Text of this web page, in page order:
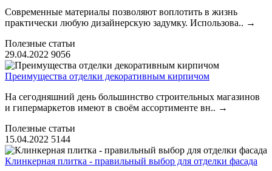
Современные материалы позволяют воплотить в жизнь
практически любую дизайнерскую задумку. Использова.. →
Полезные статьи
29.04.2022 9056
Преимущества отделки декоративным кирпичом
На сегодняшний день большинство строительных магазинов
и гипермаркетов имеют в своём ассортименте вн.. →
Полезные статьи
15.04.2022 5144
Клинкерная плитка - правильный выбор для отделки фасада